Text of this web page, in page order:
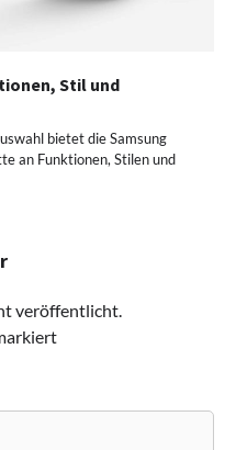
Stil und
bietet die Samsung
an Funktionen, Stilen und
veröffentlicht.